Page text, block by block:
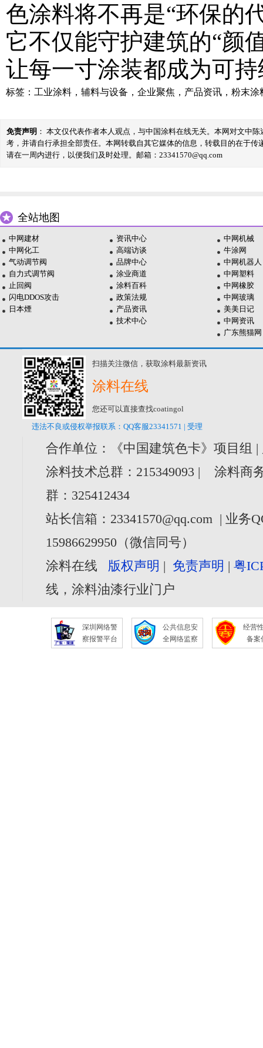
色涂料将不再是“环保的
它不仅能守护建筑的“颜
让每一寸涂装都成为可
标签： 工业涂料 ， 辅料与设备 ， 企业聚焦 ， 产品资讯 ， 粉末涂
免责声明 ： 本文仅代表作者本人观点，与中国涂料在线无关。本网对文中
考，并请自行承担全部责任。本网转载自其它媒体的信息，转载目的在于
请在一周内进行，以便我们及时处理。邮箱：23341570@qq.com
全站地图
中网建材
中网化工
气动调节阀
自力式调节阀
止回阀
闪电DDOS攻击
日本煙
资讯中心
高端访谈
品牌中心
涂业商道
涂料百科
政策法规
产品资讯
技术中心
中网机械
牛涂网
中网机器人
中网塑料
中网橡胶
中网玻璃
美美日记
中网资讯
广东熊猫网
扫描关注微信，获取涂料最新资讯
涂料在线
您还可以直接查找coatingol
违法不良或侵权举报联系：QQ客服23341571 | 受理
合作单位：《中国建筑色卡》项目组
涂料技术总群：215349093 | 涂料商
群：325412434
站长信箱：23341570@qq.com | 业务
15986629950（微信同号）
涂料在线 版权声明 | 免责声明 |粤
线，涂料油漆行业门户
深圳网络警
察报警平台
公共信息安
全网络监察
经营
备案